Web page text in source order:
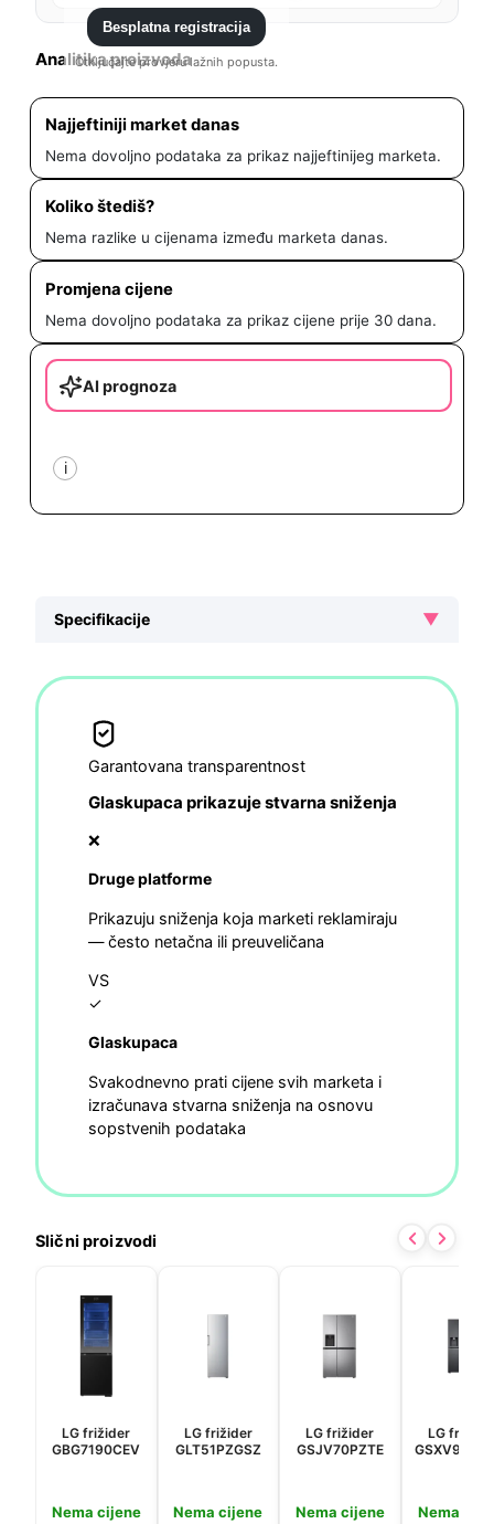
Besplatna registracija
Otključajte provjeru lažnih popusta.
Analitika proizvoda
Najjeftiniji market danas
Nema dovoljno podataka za prikaz najjeftinijeg marketa.
Koliko štediš?
Nema razlike u cijenama između marketa danas.
Promjena cijene
Nema dovoljno podataka za prikaz cijene prije 30 dana.
AI prognoza
i
Specifikacije ▼
Garantovana transparentnost
Glaskupaca prikazuje stvarna sniženja
❌
Druge platforme
Prikazuju sniženja koja marketi reklamiraju
— često netačna ili preuveličana
VS
✓
Glaskupaca
Svakodnevno prati cijene svih marketa i
izračunava stvarna sniženja na osnovu
sopstvenih podataka
Slični proizvodi
LG frižider
GBG7190CEV
Nema cijene
LG frižider
GLT51PZGSZ
Nema cijene
LG frižider
GSJV70PZTE
Nema cijene
LG
Nema